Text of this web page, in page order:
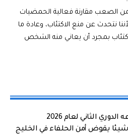
الصعب مقارنة فعالية الحمضيات
نتحدث عن منع الاكتئاب، وعادة ما
بمجرد أن يعاني منه الشخص
الثاني لعام 2026
يقوض أمن الحلفاء في الخليج